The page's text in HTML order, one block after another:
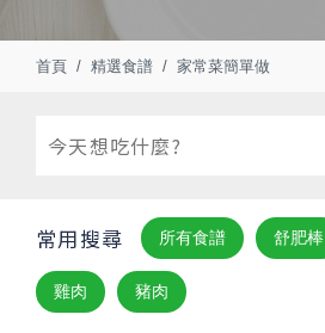
首頁 精選食譜 家常菜簡單做
常用搜尋 所有食譜 舒肥棒
雞肉 豬肉